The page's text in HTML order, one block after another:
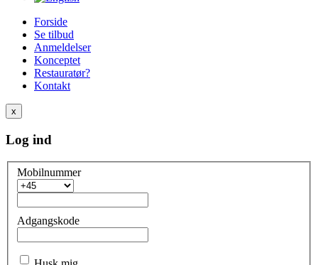
Forside
Se tilbud
Anmeldelser
Konceptet
Restauratør?
Kontakt
x
Log ind
Mobilnummer
Adgangskode